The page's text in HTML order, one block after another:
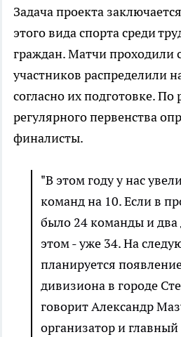
Задача проекта
этого вида спорта среди
граждан. Матчи проходили
участников распределили
согласно их подготовке. По
регулярного первенства
финалисты.
"В этом году у нас
команд на 10. Если в
было 24 команды и два
этом - уже 34. На
планируется
дивизиона в городе
говорит Александр
организатор и главный